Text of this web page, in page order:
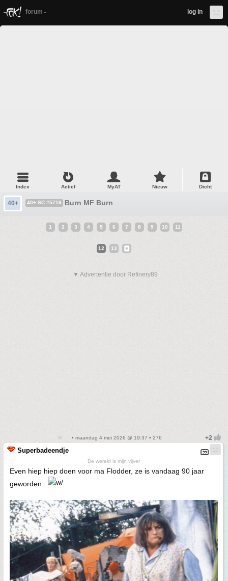
forum log in
Index Actief MyAT Nieuw Dicht
40+ 40+ SC #5716 Burn MF Burn
1 2 3 4 5 6 7 8 9 10 11
12 13
▼ Advertentie door Refinery89
• maandag 4 mei 2026 @ 19:37 • 276
Superbadeendje
De wereld is mijn vijver
Even hiep hiep doen voor ma Flodder, ze is vandaag 90 jaar
geworden..